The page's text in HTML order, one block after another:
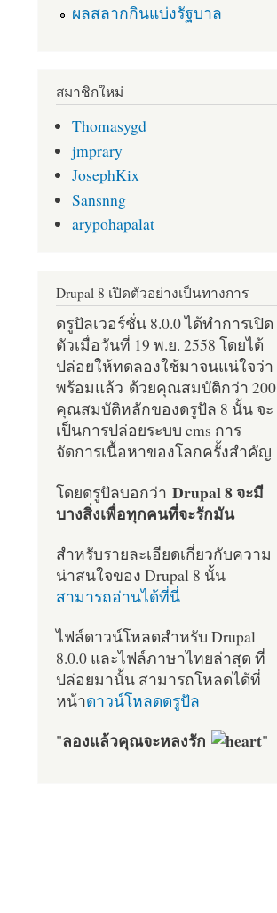
ผลสลากกินแบ่งรัฐบาล
สมาชิกใหม่
Thomasygd
jmprary
JosephKix
Sansnng
arypohapalat
Drupal 8 เปิดตัวอย่างเป็นทางการ
ดรูปัลเวอร์ชั่น 8.0.0 ได้ทำการเปิด
ตัวเมื่อวันที่ 19 พ.ย. 2558 โดยได้
ปล่อยให้ทดลองใช้มาจนแน่ใจว่า
พร้อมแล้ว ด้วยคุณสมบัติกว่า 200
คุณสมบัติหลักของดรูปัล 8 นั้น จะ
เป็นการปล่อยระบบ cms การ
จัดการเนื้อหาของโลกครั้งสำคัญ
โดยดรูปัลบอกว่า Drupal 8 จะมี
บางสิ่งเพื่อทุกคนที่จะรักมัน
สำหรับรายละเอียดเกี่ยวกับความ
น่าสนใจของ Drupal 8 นั้น
สามารถอ่านได้ที่นี่
ไฟล์ดาวน์โหลดสำหรับ Drupal
8.0.0 และไฟล์ภาษาไทยล่าสุด ที่
ปล่อยมานั้น สามารถโหลดได้ที่
หน้าดาวน์โหลดดรูปัล
"ลองแล้วคุณจะหลงรัก "